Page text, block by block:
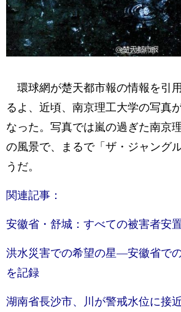
環球網が楚天都市報の情報を引
るよ、近頃、南京理工大学の写真
なった。写真では嵐の過ぎた南京
の風景で、まるで「ザ・ジャング
うだ。
関連記事：
安徽省・舒城：すべての被害者安
洪水災害での希望の星―安徽省で
を記録
湖南省長沙市、川が警戒水位に接